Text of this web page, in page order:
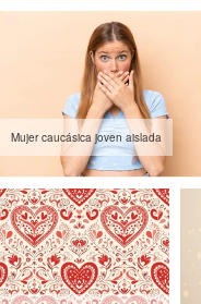
Mujer caucásica joven aislada